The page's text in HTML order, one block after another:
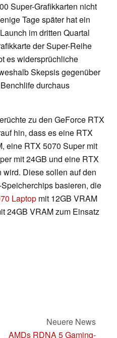
Super-Grafikkarten nicht
Tage später hat ein
im dritten Quartal
der Super-Reihe
es widersprüchliche
Skepsis gegenüber
durchaus
zu den GeForce RTX
hin, dass es eine RTX
eine RTX 5070 Super mit
mit 24GB und eine RTX
Diese sollen auf den
basieren, die
Laptop mit 12GB VRAM
24GB VRAM zum Einsatz
Neuere News
AMDs RDNA 5 Gaming-